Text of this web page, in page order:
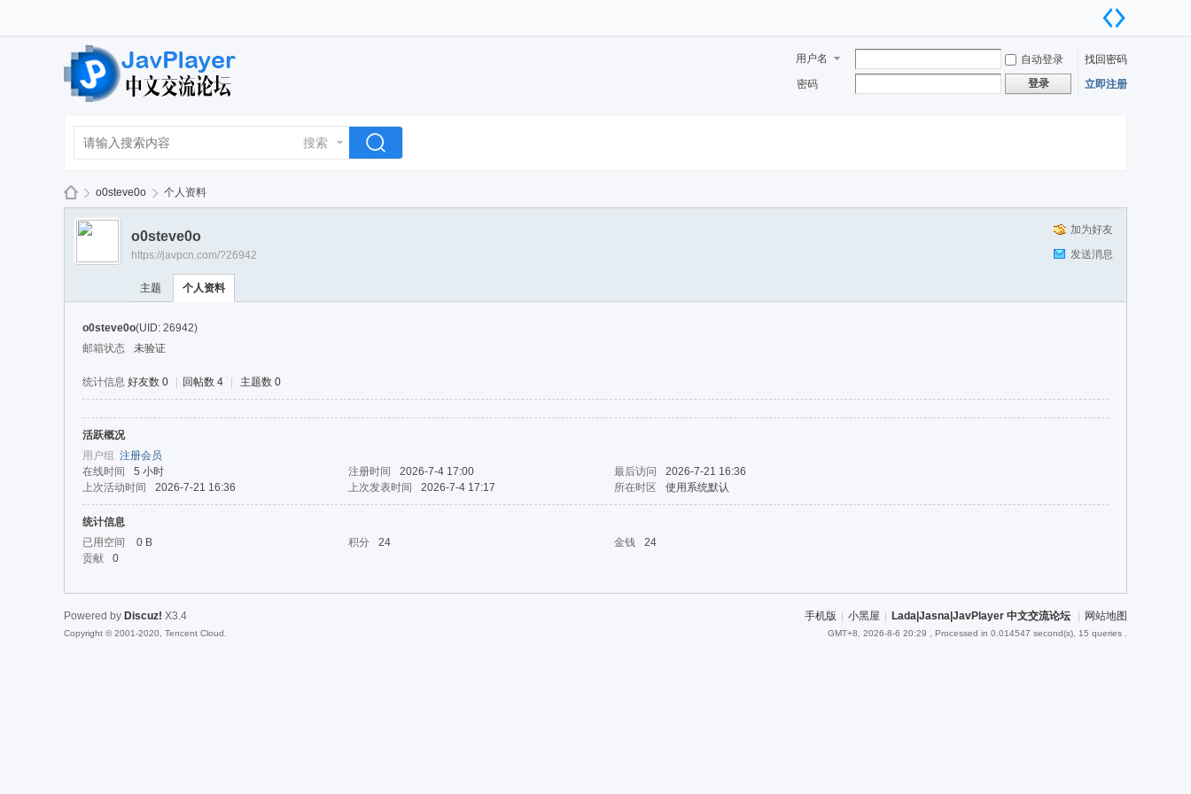
用户名 自动登录
找回密码
密码
登录 立即注册
搜索
|Ja
›
o0steve0o 个人资料
加为好友
发送消息
o0steve0o
https://javpcn.com/?26942
主题 个人资料
o0steve0o(UID: 26942)
邮箱状态
未验证
统计信息 好友数 0 回帖数 4 主题数 0
活跃概况
用户组 注册会员
在线时间
5 小时 注册时间 2026-7-4 17:00 最后访问
2026-7-21 16:36
上次活动时间
2026-7-21 16:36 上次发表时间 2026-7-4 17:17 所在时区 使用系统默认
统计信息
已用空间
0 B 积分 24 金钱
24
贡献
0
手机版 小黑屋 Lada|Jasna|JavPlayer 中文交流论坛 网站地图
GMT+8, 2026-8-6 20:29 , Processed in 0.014547 second(s), 15 queries .
Powered by Discuz! X3.4
Copyright © 2001-2020, Tencent Cloud.